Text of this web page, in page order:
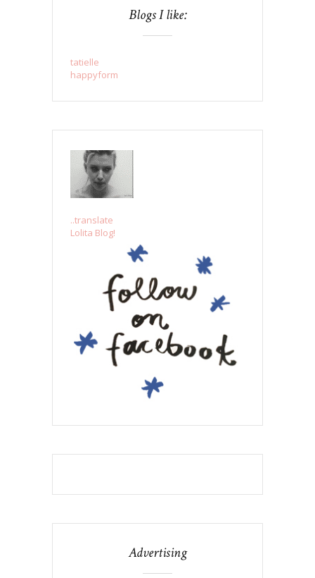
Blogs I like:
tatielle
happyform
..translate
Lolita Blog!
Advertising